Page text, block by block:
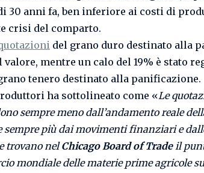
30 anni fa, ben inferiore ai costi di
crisi del comparto.
del grano duro destinato alla
mentre un calo del 19% è stato
tenero destinato alla panificazione.
ha sottolineato come «Le
sempre meno dall’andamento reale
sempre più dai movimenti finanziari e
trovano nelChicago Board of Tradeil
mondiale delle materie prime agricole